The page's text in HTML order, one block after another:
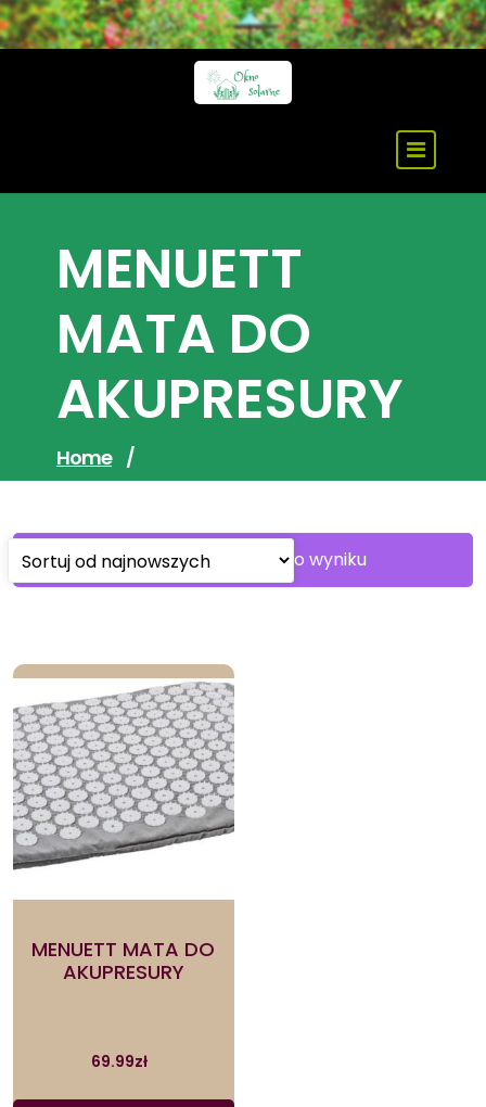
Skip
to
MENUETT
MATA DO
AKUPRESURY
Home /
Wyświetlanie jednego wyniku
MENUETT MATA DO
AKUPRESURY
69.99zł